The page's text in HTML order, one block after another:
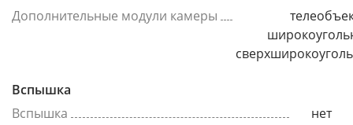
Дополнительные модули камеры
Вспышка
Вспышка
нет